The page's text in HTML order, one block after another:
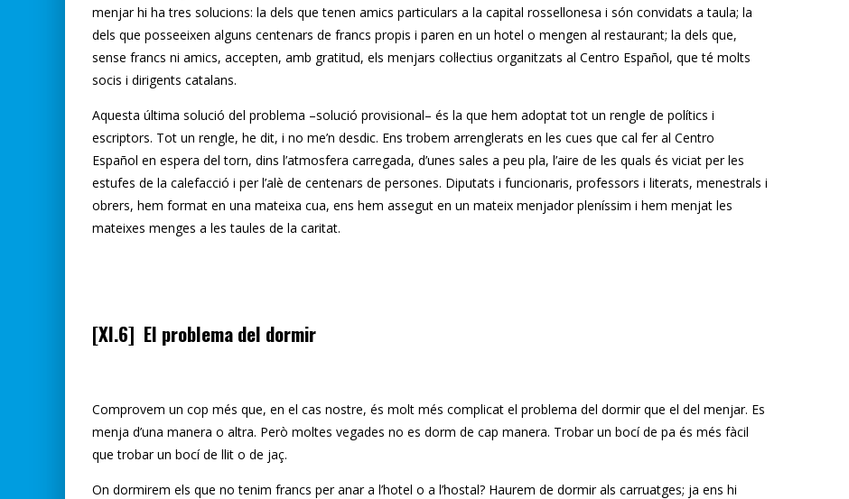
menjar hi ha tres solucions: la dels que tenen amics particulars a la capital rossellonesa i són convidats a taula; la
dels que posseeixen alguns centenars de francs propis i paren en un hotel o mengen al restaurant; la dels que,
sense francs ni amics, accepten, amb gratitud, els menjars col·lectius organitzats al Centro Español, que té molts
socis i dirigents catalans.
Aquesta última solució del problema –solució provisional– és la que hem adoptat tot un rengle de polítics i
escriptors. Tot un rengle, he dit, i no me’n desdic. Ens trobem arrenglerats en les cues que cal fer al Centro
Español en espera del torn, dins l’atmosfera carregada, d’unes sales a peu pla, l’aire de les quals és viciat per les
estufes de la calefacció i per l’alè de centenars de persones. Diputats i funcionaris, professors i literats, menestrals i
obrers, hem format en una mateixa cua, ens hem assegut en un mateix menjador pleníssim i hem menjat les
mateixes menges a les taules de la caritat.
[XI.6] El problema del dormir
Comprovem un cop més que, en el cas nostre, és molt més complicat el problema del dormir que el del menjar. Es
menja d’una manera o altra. Però moltes vegades no es dorm de cap manera. Trobar un bocí de pa és més fàcil
que trobar un bocí de llit o de jaç.
On dormirem els que no tenim francs per anar a l’hotel o a l’hostal? Haurem de dormir als carruatges; ja ens hi